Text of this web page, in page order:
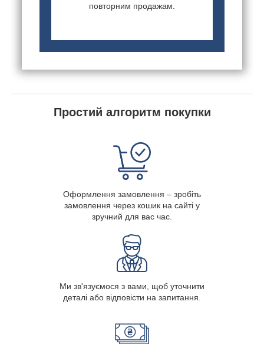
повторним продажам.
Простий алгоритм покупки
Оформлення замовлення – зробіть
замовлення через кошик на сайті у
зручний для вас час.
Ми зв'язуємося з вами, щоб уточнити
деталі або відповісти на запитання.